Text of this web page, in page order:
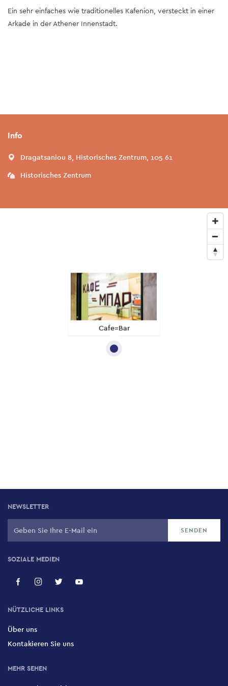
Ein sehr einfaches wie traditionelles Kafenion, versteckt in einer
Arkade in der Athener Innenstadt.
Info
Dragatsaniou 8, Historisches Zentrum, 105 61
Historisches Zentrum
Cafe=Bar
NEWSLETTER
SOZIALE MEDIEN
NÜTZLICHE LINKS
Über uns
Kontakieren Sie uns
MEHR SEHEN